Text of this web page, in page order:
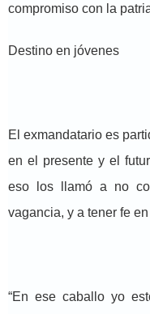
compromiso con la
Destino en jóvenes
El exmandatario es
en el presente y el
eso los llamó a no
vagancia, y a tener fe
“En ese caballo yo